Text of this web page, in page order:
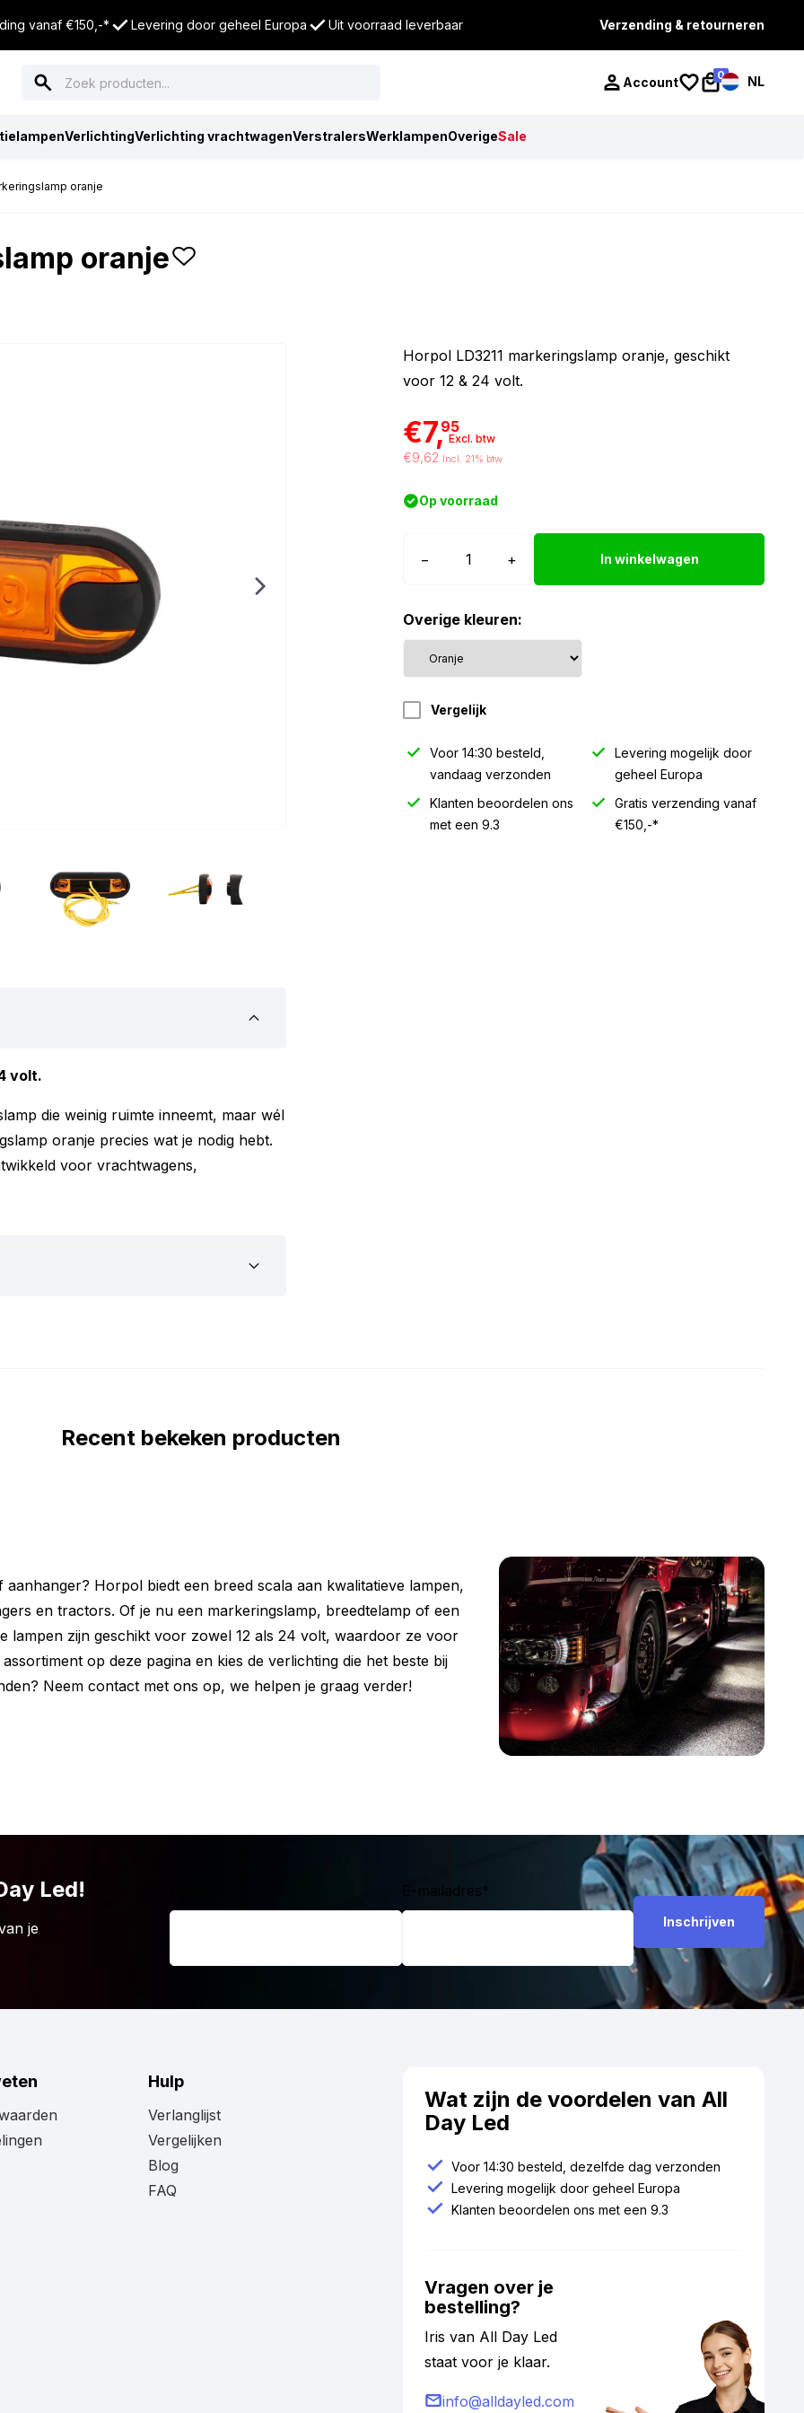
vanaf €150,-* Levering door geheel Europa Uit voorraad leverbaar Verzending & retourneren
Account 0 NL
VerlichtingVerlichting vrachtwagenVerstralersWerklampenOverigeSale
oranje
oranje
Horpol LD3211 markeringslamp oranje, geschikt
voor 12 & 24 volt.
€7,95
Excl. btw
€9,62 Incl. 21% btw
Op voorraad
−
oranje
aantal
+ In winkelwagen
Overige kleuren:
Vergelijk
Voor 14:30 besteld,
vandaag verzonden
Levering mogelijk door
geheel Europa
Klanten beoordelen ons
met een 9.3
Gratis verzending vanaf
€150,-*
volt.
die weinig ruimte inneemt, maar wél
oranje precies wat je nodig hebt.
voor vrachtwagens,
zichtbaarheid en stijl samenkomen.
en jarenlang meegaat, ongeacht het
van deze LED lamp zijn als
assortiment. Grote kans dat
Recent bekeken producten
Horpol biedt een breed scala aan kwalitatieve lampen,
en tractors. Of je nu een markeringslamp, breedtelamp of een
lampen zijn geschikt voor zowel 12 als 24 volt, waardoor ze voor
op deze pagina en kies de verlichting die het beste bij
Neem contact met ons op, we helpen je graag verder!
Led!
je
E-mailadres*
Wat zijn de voordelen van All
Day Led
Voor 14:30 besteld, dezelfde dag verzonden
Levering mogelijk door geheel Europa
Klanten beoordelen ons met een 9.3
Vragen over je
bestelling?
Iris van All Day Led
staat voor je klaar.
info@alldayled.com
Hulp
Verlanglijst
Vergelijken
Blog
FAQ